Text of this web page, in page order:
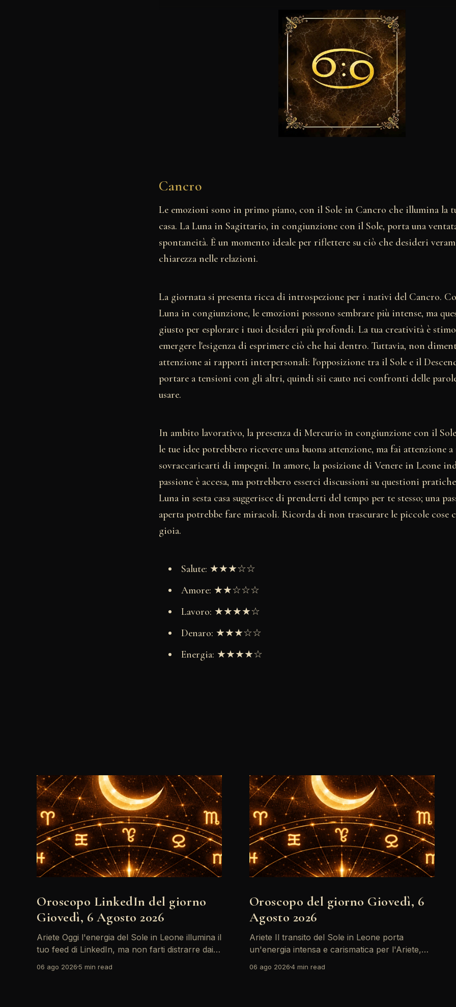
Cancro
Le emozioni sono in primo piano, con il Sole in Cancro che illumina la
casa. La Luna in Sagittario, in congiunzione con il Sole, porta una
spontaneità. È un momento ideale per riflettere su ciò che desideri
chiarezza nelle relazioni.
La giornata si presenta ricca di introspezione per i nativi del Cancro.
Luna in congiunzione, le emozioni possono sembrare più intense, ma
giusto per esplorare i tuoi desideri più profondi. La tua creatività è
emergere l'esigenza di esprimere ciò che hai dentro. Tuttavia, non
attenzione ai rapporti interpersonali: l'opposizione tra il Sole e il
portare a tensioni con gli altri, quindi sii cauto nei confronti delle
usare.
In ambito lavorativo, la presenza di Mercurio in congiunzione con il Sole
le tue idee potrebbero ricevere una buona attenzione, ma fai attenzione
sovraccaricarti di impegni. In amore, la posizione di Venere in Leone
passione è accesa, ma potrebbero esserci discussioni su questioni
Luna in sesta casa suggerisce di prenderti del tempo per te stesso; una
aperta potrebbe fare miracoli. Ricorda di non trascurare le piccole cose
gioia.
Salute: ★★★☆☆
Amore: ★★☆☆☆
Lavoro: ★★★★☆
Denaro: ★★★☆☆
Energia: ★★★★☆
Oroscopo LinkedIn del giorno
Giovedì, 6 Agosto 2026
Ariete Oggi l'energia del Sole in Leone illumina il
tuo feed di LinkedIn, ma non farti distrarre dai
concretizzare i tuoi desideri professionali! Giove
06 ago 2026 5 min read
Oroscopo del giorno Giovedì, 6
Agosto 2026
Ariete Il transito del Sole in Leone porta
un'energia intensa e carismatica per l'Ariete,
momento ideale per riflettere su obiettivi
06 ago 20264 min read